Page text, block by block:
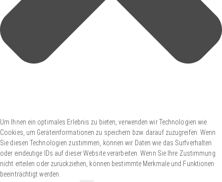
Um Ihnen ein optimales Erlebnis zu bieten, verwenden wir Technologien wie
Cookies, um Geräteinformationen zu speichern bzw. darauf zuzugreifen. Wenn
Sie diesen Technologien zustimmen, können wir Daten wie das Surfverhalten
oder eindeutige IDs auf dieser Website verarbeiten. Wenn Sie Ihre Zustimmung
nicht erteilen oder zurückziehen, können bestimmte Merkmale und Funktionen
beeinträchtigt werden.